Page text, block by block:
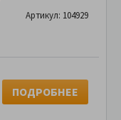
Артикул: 104929
ПОДРОБНЕЕ